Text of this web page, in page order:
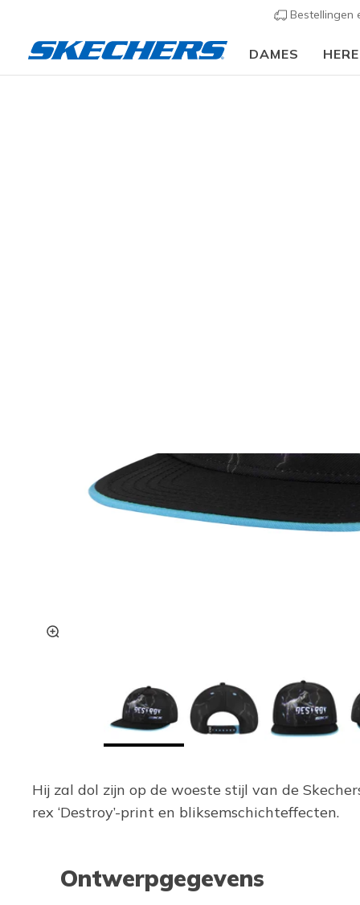
Bestellingen
DAMES
Hij zal dol zijn op de woeste stijl van de
rex ‘Destroy’-print en bliksemschichteffecten.
Ontwerpgegevens